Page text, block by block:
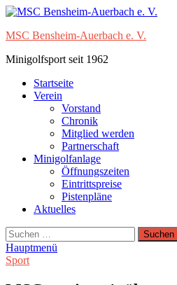
Zum
springen
MSC Bensheim-Auerbach e. V.
Minigolfsport seit 1962
Startseite
Verein
Vorstand
Chronik
Mitglied werden
Partnerschaft
Minigolfanlage
Öffnungszeiten
Eintrittspreise
Pistenpläne
Aktuelles
Suchen
nach:
Hauptmenü
Sport